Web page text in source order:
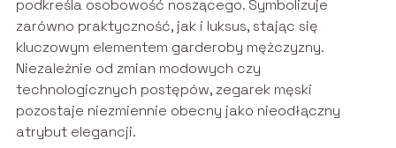
podkreśla osobowość noszącego. Symbolizuje
zarówno praktyczność, jak i luksus, stając się
kluczowym elementem garderoby mężczyzny.
Niezależnie od zmian modowych czy
technologicznych postępów, zegarek męski
pozostaje niezmiennie obecny jako nieodłączny
atrybut elegancji.